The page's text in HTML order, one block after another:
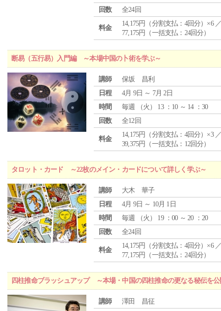
回数
全24回
料金
14,175円（分割支払：4回分）×6
77,175円（一括支払：24回分）
断易（五行易）入門編 ～本場中国の卜術を学ぶ～
講師
保坂 昌利
日程
4月 9日 ～ 7月 2日
時間
毎週 （火 ） 13 ：10 ～ 14 ：30
回数
全12回
料金
14,175円（分割支払：4回分）×3
39,375円（一括支払：12回分）
タロット・カード ～22枚のメイン・カードについて詳しく学ぶ～
講師
大木 華子
日程
4月 9日 ～ 10月 1日
時間
毎週 （火 ） 19 ：00 ～ 20 ：20
回数
全24回
料金
14,175円（分割支払：4回分）×6
77,175円（一括支払：24回分）
四柱推命ブラッシュアップ ～本場・中国の四柱推命の更なる秘伝を
講師
澤田 昌征